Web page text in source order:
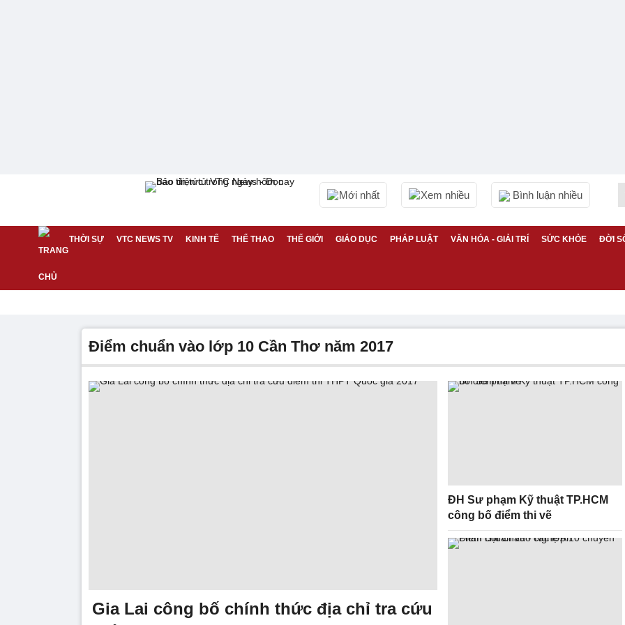
Mới nhất Xem nhiều Bình luận nhiều
THỜI SỰ VTC NEWS TV KINH TẾ THỂ THAO THẾ GIỚI GIÁO DỤC PHÁP LUẬT VĂN HÓA - GIẢI TRÍ SỨC KHỎE ĐỜI
Điểm chuẩn vào lớp 10 Cần Thơ năm 2017
Gia Lai công bố chính thức địa chỉ tra cứu
ĐH Sư phạm Kỹ thuật TP.HCM
công bố điểm thi vẽ